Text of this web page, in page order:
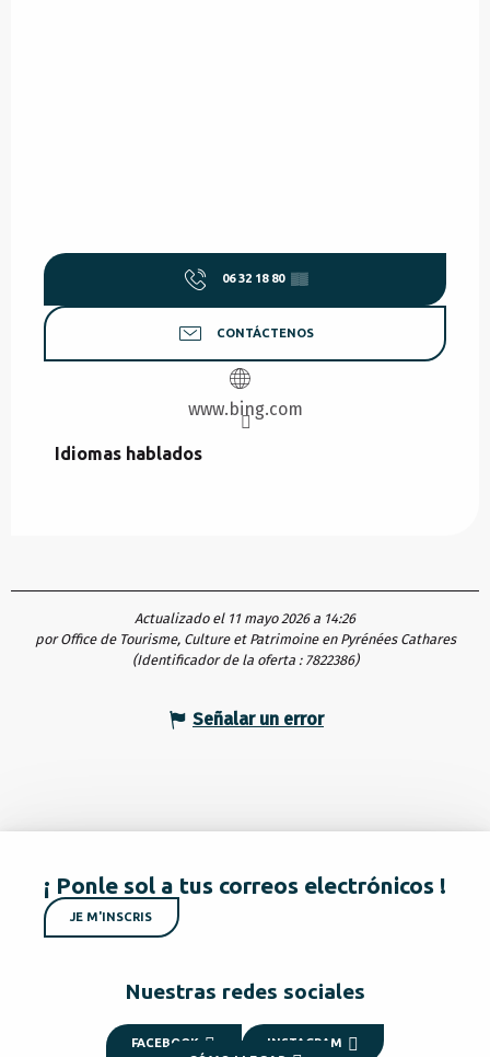
06 32 18 80 ▒▒
CONTÁCTENOS
www.bing.com
Idiomas hablados
Idiomas hablados
Actualizado el 11 mayo 2026 a 14:26
por Office de Tourisme, Culture et Patrimoine en Pyrénées Cathares
(Identificador de la oferta : 7822386)
Señalar un error
¡ Ponle sol a tus correos electrónicos !
JE M'INSCRIS
Nuestras redes sociales
FACEBOOK INSTAGRAM